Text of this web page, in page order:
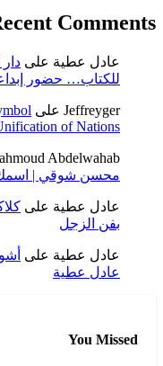
Comments
عادل عطية على
للكتاب… حضور
Jeffreyger على
of Nations
Abdelwahab
محسن شوقي | اسمك
عادل عطية على
بفن الزجل
عادل عطية على
عادل عطية
You Missed